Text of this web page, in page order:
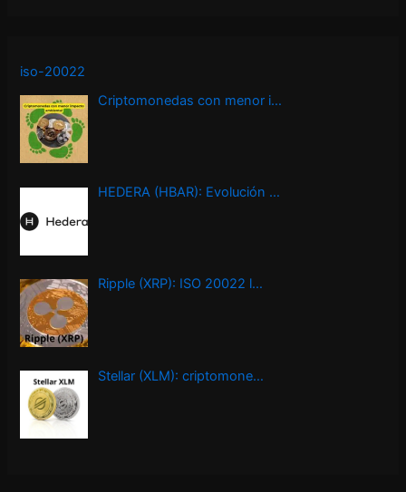
iso-20022
Criptomonedas con menor i…
HEDERA (HBAR): Evolución …
Ripple (XRP): ISO 20022 l…
Stellar (XLM): criptomone…